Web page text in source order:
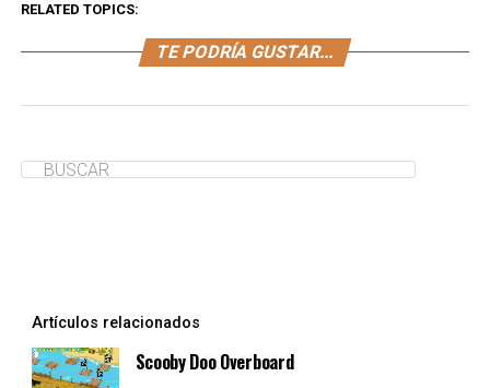
RELATED TOPICS:
TE PODRÍA GUSTAR...
Artículos relacionados
Scooby Doo Overboard